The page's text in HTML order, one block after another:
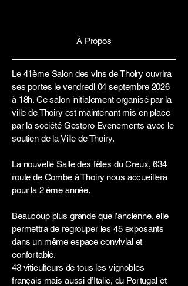
À Propos
Le 41ème Salon des vins de Thoiry ouvrira
ses portes le vendredi 04 septembre 2026
à 18h. Ce salon initialement organisé par la
ville de Thoiry est maintenant mis en place
par la société Gestpro Evenements avec le
soutien de la Ville de Thoiry.
La nouvelle Salle des fêtes du Creux, 634
route de Combe à Thoiry nous accueillera
pour la 2 ème année.
Beaucoup plus grande que l’ancienne, elle
permettra de regrouper les 45 exposants
dans un même espace convivial et
confortable.
43 viticulteurs de tous les vignobles
français mais aussi d’Italie, du Portugal et